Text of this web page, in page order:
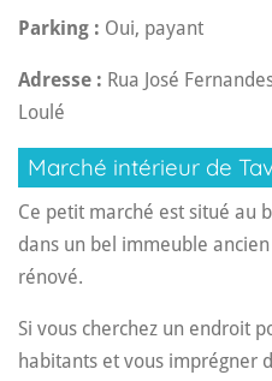
Parking : Oui, payant
Adresse : Rua José
Loulé
Marché intérieur de
Ce petit marché est situé au
dans un bel immeuble
rénové.
Si vous cherchez un endroit
habitants et vous imprégner